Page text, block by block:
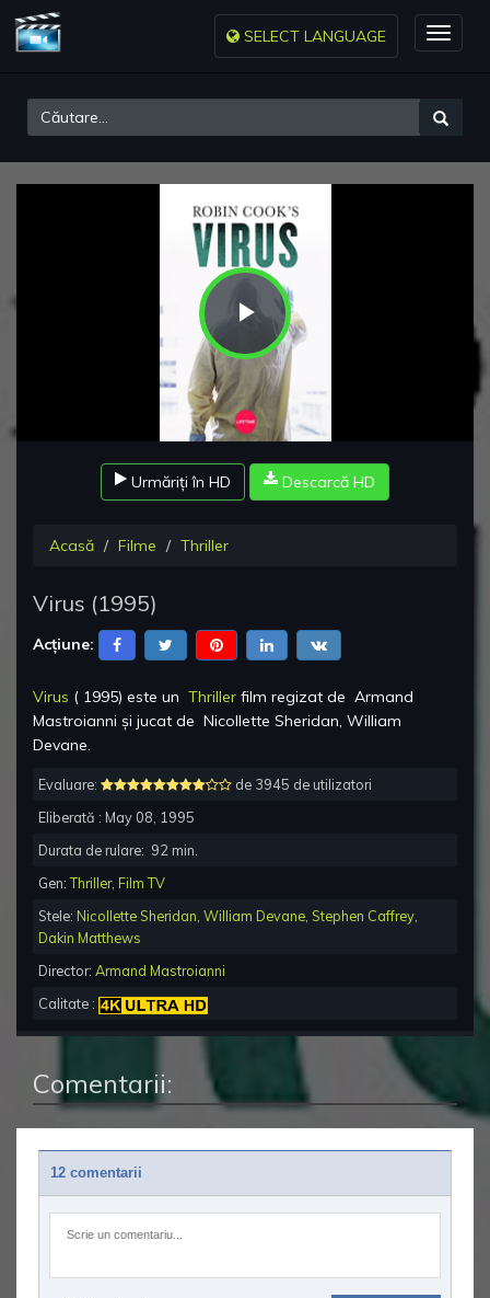
Toggle
SELECT LANGUAGE
Play
Video
Urmăriți în HD Descarcă HD
Acasă Filme Thriller
Virus (1995)
Acțiune:
Virus ( 1995) este un Thriller film regizat de Armand
Mastroianni și jucat de Nicollette Sheridan, William
Devane.
Evaluare:
de 3945 de utilizatori
Eliberată : May 08, 1995
Durata de rulare: 92 min.
Gen:Thriller, Film TV
Stele: Nicollette Sheridan William Devane Stephen Caffrey
Dakin Matthews
Director: Armand Mastroianni
Calitate :
Comentarii:
12 comentarii